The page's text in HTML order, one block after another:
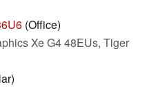
(Office)
Xe G4 48EUs, Tiger